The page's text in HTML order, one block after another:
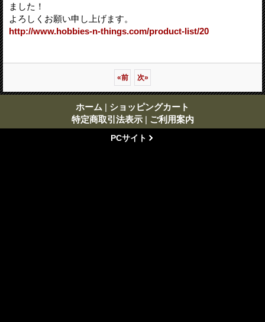
ました！
よろしくお願い申し上げます。
http://www.hobbies-n-things.com/product-list/20
«前 次»
ホーム | ショッピングカート
特定商取引法表示 | ご利用案内
PCサイト